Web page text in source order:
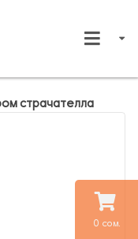
0 сом.
страчателла